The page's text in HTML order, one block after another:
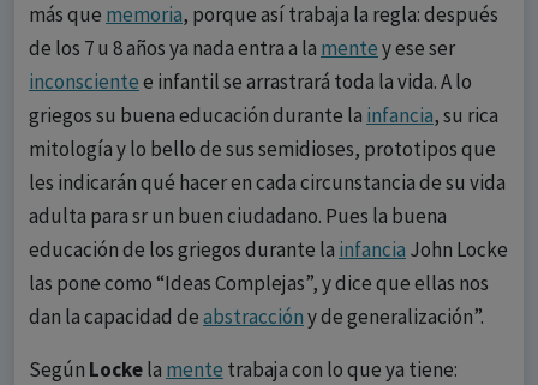
más que memoria, porque así trabaja la regla: después
de los 7 u 8 años ya nada entra a la mentey ese ser
inconscientee infantil se arrastrará toda la vida. A lo
griegos su buena educación durante la infancia, su rica
mitología y lo bello de sus semidioses, prototipos que
les indicarán qué hacer en cada circunstancia de su vida
adulta para sr un buen ciudadano. Pues la buena
educación de los griegos durante la infancia John Locke
las pone como “Ideas Complejas”, y dice que ellas nos
dan la capacidad deabstraccióny de generalización”.
Según Lockela mente trabaja con lo que ya tiene: